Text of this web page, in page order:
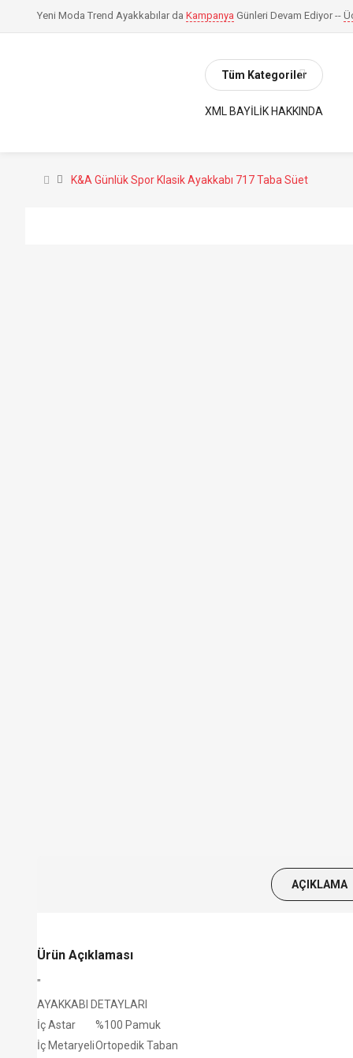
Yeni Moda Trend Ayakkabılar daKampanya Günleri Devam Ediyor --
Tüm Kategoriler
XML BAYILIK HAKKINDA
K&A Günlük Spor Klasik Ayakkabı 717 Taba Süet
AÇIKLAMA
Ürün Açıklaması
"
AYAKKABI DETAYLARI
İç Astar
%100 Pamuk
İç MetaryeliOrtopedik Taban